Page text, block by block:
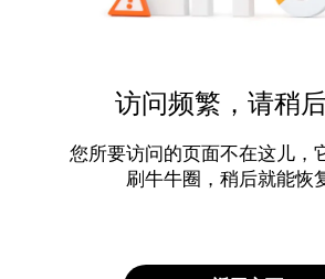
访问频繁，请稍
您所要访问的页面不在这儿，
刷牛牛圈，稍后就能恢